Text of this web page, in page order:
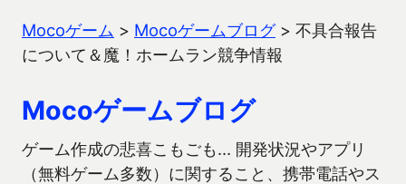
Mocoゲーム > Mocoゲームブログ> 不具合報告
について＆魔！ホームラン競争情報
Mocoゲームブログ
ゲーム作成の悲喜こもごも… 開発状況やアプリ
（無料ゲーム多数）に関すること、携帯電話やス